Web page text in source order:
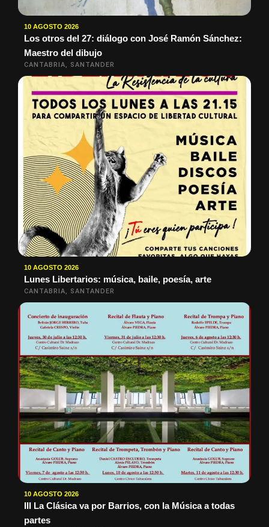
10 AGOSTO 2026
Los otros del 27: diálogo con José Ramón Sánchez:
Maestro del dibujo
CANTABRIA, SANTANDER
10 AGOSTO 2026
Lunes Libertarios: música, baile, poesía, arte
CANTABRIA, SANTANDER
10 AGOSTO 2026
III La Clásica va por Barrios, con la Música a todas
partes